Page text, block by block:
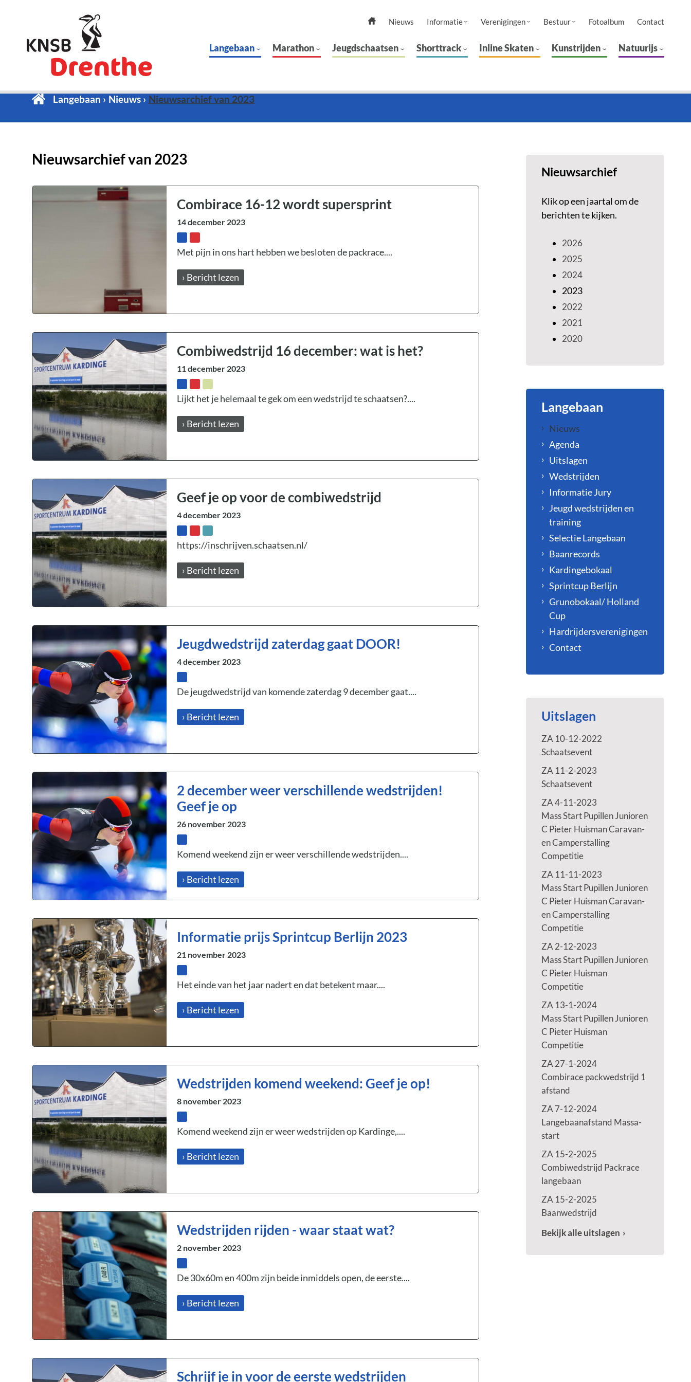
Nieuws Informatie Verenigingen Bestuur Fotoalbum Contact
Langebaan Marathon Jeugdschaatsen Shorttrack Inline Skaten Kunstrijden Natuurijs
Langebaan Nieuws Nieuwsarchief van 2023
Nieuwsarchief van 2023
Combirace 16-12 wordt supersprint
14 december 2023
Met pijn in ons hart hebben we besloten de packrace....
› Bericht lezen
Combiwedstrijd 16 december: wat is het?
11 december 2023
Lijkt het je helemaal te gek om een wedstrijd te schaatsen?....
› Bericht lezen
Geef je op voor de combiwedstrijd
4 december 2023
https://inschrijven.schaatsen.nl/
› Bericht lezen
Jeugdwedstrijd zaterdag gaat DOOR!
4 december 2023
De jeugdwedstrijd van komende zaterdag 9 december gaat....
› Bericht lezen
2 december weer verschillende wedstrijden!
Geef je op
26 november 2023
Komend weekend zijn er weer verschillende wedstrijden....
› Bericht lezen
Informatie prijs Sprintcup Berlijn 2023
21 november 2023
Het einde van het jaar nadert en dat betekent maar....
› Bericht lezen
Wedstrijden komend weekend: Geef je op!
8 november 2023
Komend weekend zijn er weer wedstrijden op Kardinge,....
› Bericht lezen
Wedstrijden rijden - waar staat wat?
2 november 2023
De 30x60m en 400m zijn beide inmiddels open, de eerste....
› Bericht lezen
Schrijf je in voor de eerste wedstrijden
Nieuwsarchief
Klik op een jaartal om de
berichten te kijken.
2026
2025
2024
2023
2022
2021
2020
Langebaan
Nieuws
Agenda
Uitslagen
Wedstrijden
Informatie Jury
Jeugd wedstrijden en
training
Selectie Langebaan
Baanrecords
Kardingebokaal
Sprintcup Berlijn
Grunobokaal/ Holland
Cup
Hardrijdersverenigingen
Contact
Uitslagen
ZA 10-12-2022
Schaatsevent
ZA 11-2-2023
Schaatsevent
ZA 4-11-2023
Mass Start Pupillen Junioren
C Pieter Huisman Caravan-
en Camperstalling
Competitie
ZA 11-11-2023
Mass Start Pupillen Junioren
C Pieter Huisman Caravan-
en Camperstalling
Competitie
ZA 2-12-2023
Mass Start Pupillen Junioren
C Pieter Huisman
Competitie
ZA 13-1-2024
Mass Start Pupillen Junioren
C Pieter Huisman
Competitie
ZA 27-1-2024
Combirace packwedstrijd 1
afstand
ZA 7-12-2024
Langebaanafstand Massa-
start
ZA 15-2-2025
Combiwedstrijd Packrace
langebaan
ZA 15-2-2025
Baanwedstrijd
Bekijk alle uitslagen